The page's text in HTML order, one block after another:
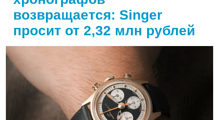
возвращается: Singer
просит от 2,32 млн рублей